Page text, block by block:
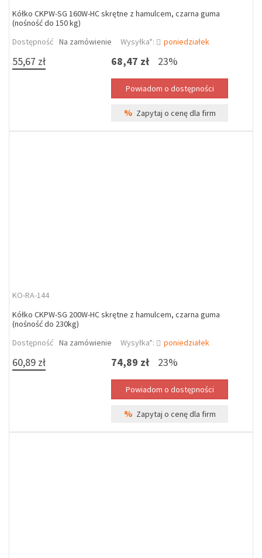
Kółko CKPW-SG 160W-HC skrętne z hamulcem, czarna guma
(nośność do 150 kg)
Dostępność Na zamówienie Wysyłka*: poniedziałek
55,67 zł 68,47 zł 23%
% Zapytaj o cenę dla firm
KO-RA-144
Kółko CKPW-SG 200W-HC skrętne z hamulcem, czarna guma
(nośność do 230kg)
Dostępność Na zamówienie Wysyłka*: poniedziałek
60,89 zł 74,89 zł 23%
% Zapytaj o cenę dla firm